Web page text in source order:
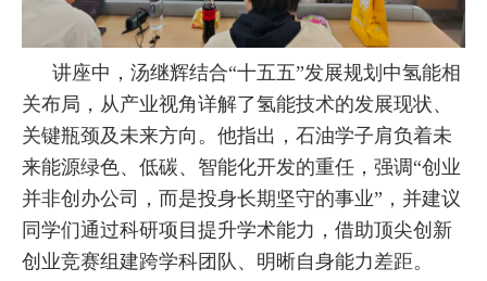
合
作
流
下
讲座中，汤继辉结合“十五五”发展规划中氢能相
关布局，从产业视角详解了氢能技术的发展现状、
关键瓶颈及未来方向。他指出，石油学子肩负着未
来能源绿色、低碳、智能化开发的重任，强调“创业
并非创办公司，而是投身长期坚守的事业”，并建议
同学们通过科研项目提升学术能力，借助顶尖创新
创业竞赛组建跨学科团队、明晰自身能力差距。